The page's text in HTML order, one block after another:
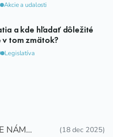
Akcie a udalosti
a kde hľadať dôležité
v tom zmätok?
Legislatíva
NÁM
(18 dec 2025)